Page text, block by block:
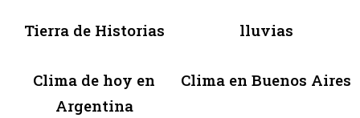
Tierra de Historias lluvias
Clima de hoy en
Argentina
Clima en Buenos Aires